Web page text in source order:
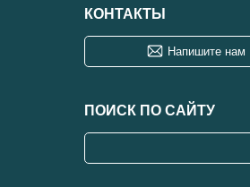
КОНТАКТЫ
Напишите нам
ПОИСК ПО САЙТУ